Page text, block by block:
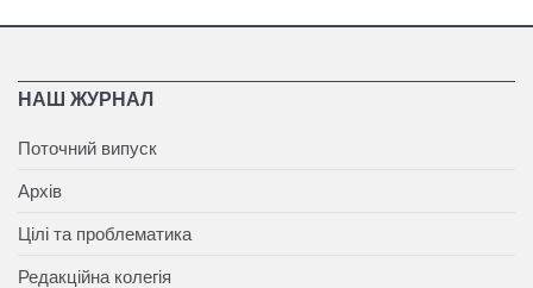
НАШ ЖУРНАЛ
Поточний випуск
Архів
Цілі та проблематика
Редакційна колегія